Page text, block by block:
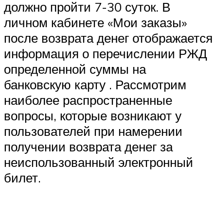
должно пройти 7-30 суток. В
личном кабинете «Мои заказы»
после возврата денег отображается
информация о перечислении РЖД
определенной суммы на
банковскую карту . Рассмотрим
наиболее распространенные
вопросы, которые возникают у
пользователей при намерении
получении возврата денег за
неиспользованный электронный
билет.